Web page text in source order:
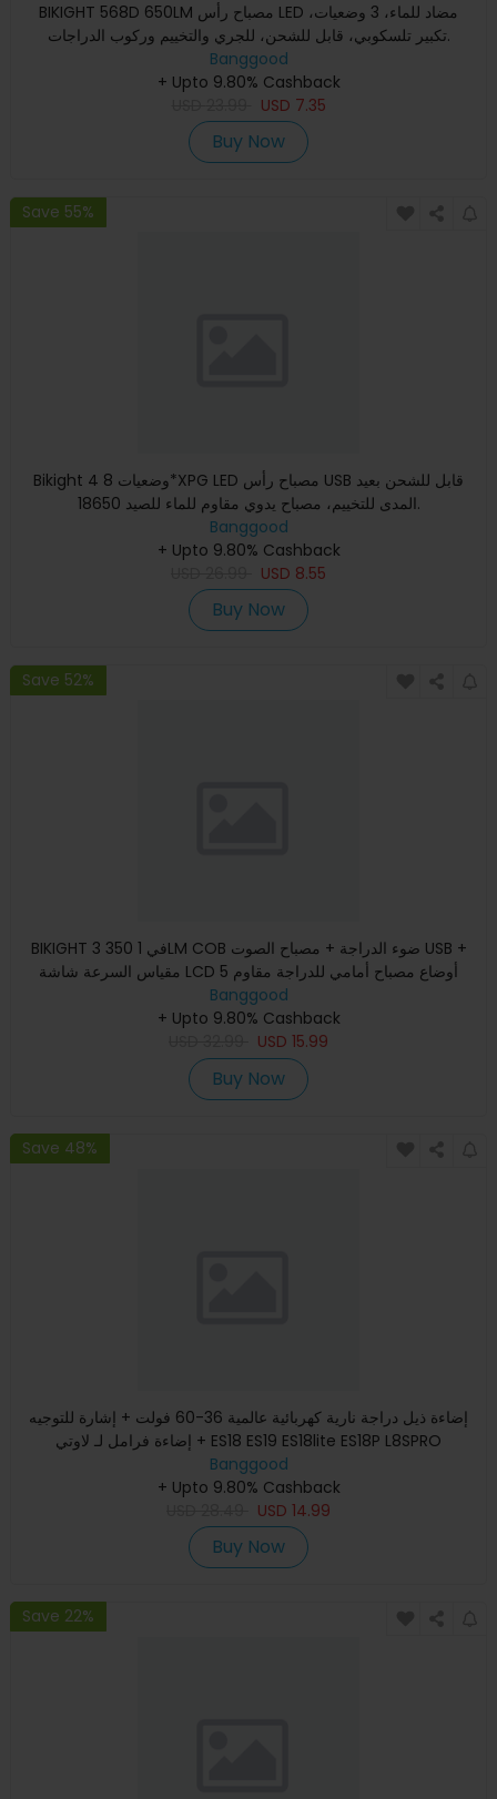
BIKIGHT 568D 650LM مصباح رأس LED مضاد للماء، 3 وضعيات،
تكبير تلسكوبي، قابل للشحن، للجري والتخييم وركوب الدراجات.
Banggood
+ Upto 9.80% Cashback
USD 7.35
Buy Now
Save 55%
Bikight 4 وضعيات 8*XPG LED مصباح رأس USB قابل للشحن بعيد
المدى للتخييم، مصباح يدوي مقاوم للماء للصيد 18650.
Banggood
+ Upto 9.80% Cashback
USD 8.55
Buy Now
Save 52%
BIKIGHT 3 في 1 350LM COB ضوء الدراجة + مصباح الصوت USB +
مقياس السرعة شاشة LCD 5 أوضاع مصباح أمامي للدراجة مقاوم
للماء م
Banggood
+ Upto 9.80% Cashback
USD 15.99
Buy Now
Save 48%
إضاءة ذيل دراجة نارية كهربائية عالمية 36-60 فولت + إشارة للتوجيه
+ إضاءة فرامل لـ لاوتي ES18 ES19 ES18lite ES18P L8SPRO
Banggood
+ Upto 9.80% Cashback
USD 14.99
Buy Now
Save 22%